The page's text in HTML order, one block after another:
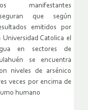
manifestantes
que según
emitidos por
Universidad Catolica el
en sectores de
se encuentra
niveles de arsénico
veces por encima de
humano